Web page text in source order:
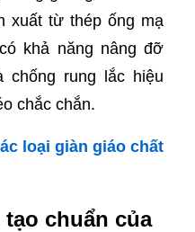
xuất từ thép ống mạ
khả năng nâng đỡ
rung lắc hiệu
chắc chắn.
loại giàn giáo chất
chuẩn của